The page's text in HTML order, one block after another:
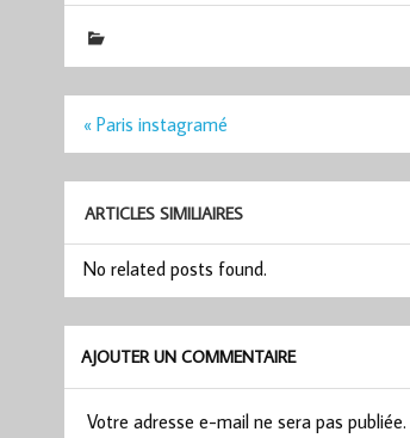
Navigation
« Paris instagramé
ARTICLES SIMILIAIRES
No related posts found.
AJOUTER UN COMMENTAIRE
Votre adresse e-mail ne sera pas publiée.